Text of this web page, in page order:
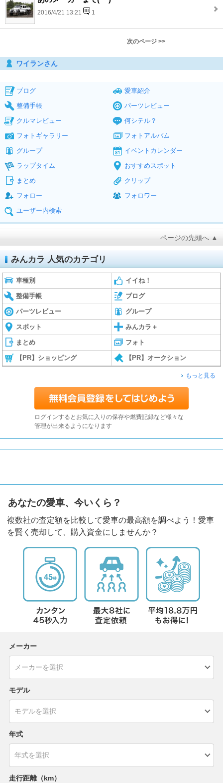
2016/4/21 13:21 1
次のページ >>
ワイランさん
ブログ
愛車紹介
整備手帳
パーツレビュー
クルマレビュー
何シテル？
フォトギャラリー
フォトアルバム
グループ
イベントカレンダー
ラップタイム
おすすめスポット
まとめ
クリップ
フォロー
フォロワー
ユーザー内検索
ページの先頭へ ▲
みんカラ 人気のカテゴリ
車種別 イイね！
整備手帳 ブログ
パーツレビュー グループ
スポット みんカラ＋
まとめ フォト
【PR】ショッピング 【PR】オークション
もっと見る
ログインするとお気に入りの保存や燃費記録など様々な
管理が出来るようになります
あなたの愛車、今いくら？
複数社の査定額を比較して愛車の最高額を調べよう！愛車
を賢く売却して、購入資金にしませんか？
メーカー
モデル
年式
走行距離（km）